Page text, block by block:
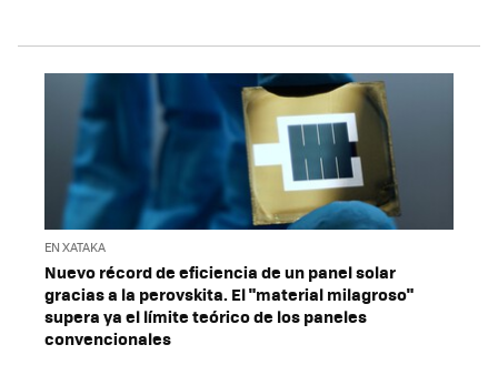
EN XATAKA
Nuevo récord de eficiencia de un panel solar
gracias a la perovskita. El "material milagroso"
supera ya el límite teórico de los paneles
convencionales